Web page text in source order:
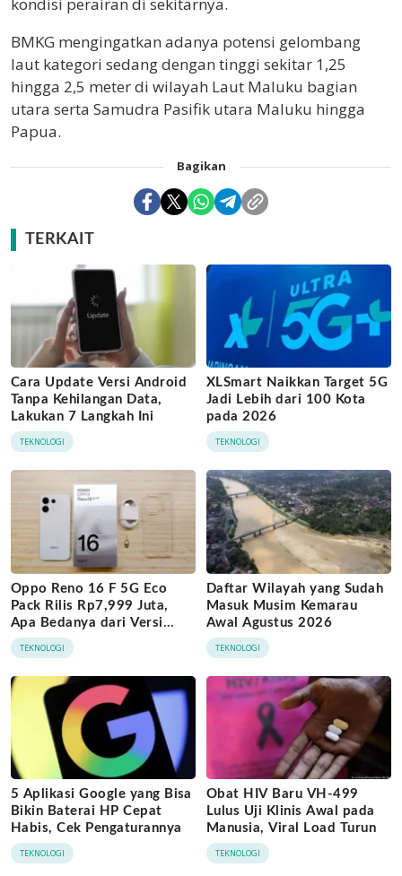
BMKG mengingatkan adanya potensi gelombang
laut kategori sedang dengan tinggi sekitar 1,25
hingga 2,5 meter di wilayah Laut Maluku bagian
utara serta Samudra Pasifik utara Maluku hingga
Papua.
Bagikan
TERKAIT
Cara Update Versi Android
Tanpa Kehilangan Data,
Lakukan 7 Langkah Ini
TEKNOLOGI
XLSmart Naikkan Target 5G
Jadi Lebih dari 100 Kota
pada 2026
TEKNOLOGI
Oppo Reno 16 F 5G Eco
Pack Rilis Rp7,999 Juta,
Apa Bedanya dari Versi
Biasa?
TEKNOLOGI
Daftar Wilayah yang Sudah
Masuk Musim Kemarau
Awal Agustus 2026
TEKNOLOGI
5 Aplikasi Google yang Bisa
Bikin Baterai HP Cepat
Habis, Cek Pengaturannya
TEKNOLOGI
Obat HIV Baru VH-499
Lulus Uji Klinis Awal pada
Manusia, Viral Load Turun
TEKNOLOGI